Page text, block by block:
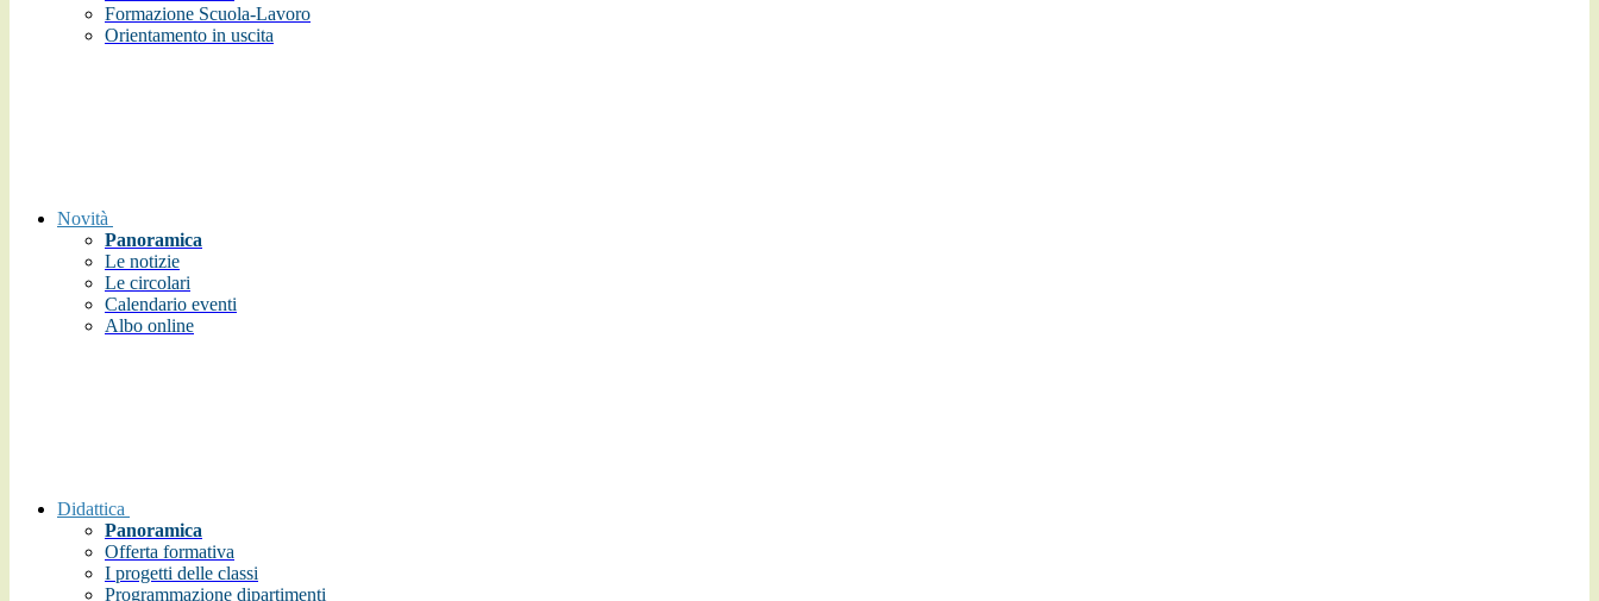
Formazione Scuola-Lavoro
Orientamento in uscita
Novità
Panoramica
Le notizie
Le circolari
Calendario eventi
Albo online
Didattica
Panoramica
Offerta formativa
I progetti delle classi
Programmazione dipartimenti